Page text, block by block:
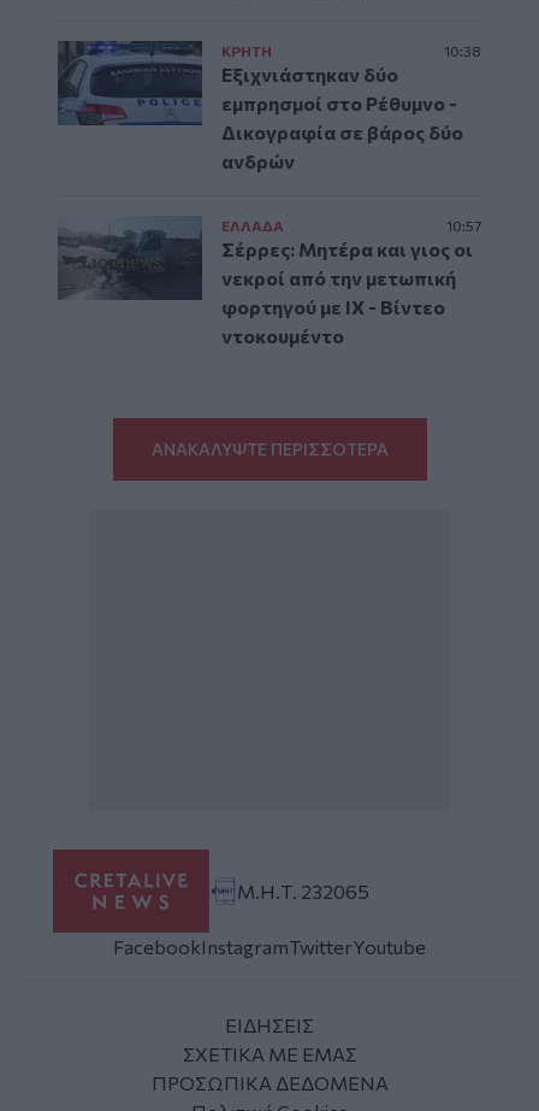
ΚΡΗΤΗ 10:38
Εξιχνιάστηκαν δύο
εμπρησμοί στο Ρέθυμνο -
Δικογραφία σε βάρος δύο
ανδρών
ΕΛΛAΔΑ 10:57
Σέρρες: Μητέρα και γιος οι
νεκροί από την μετωπική
φορτηγού με ΙΧ - Βίντεο
ντοκουμέντο
ΑΝΑΚΑΛΥΨΤΕ ΠΕΡΙΣΣΟΤΕΡΑ
Μ.Η.Τ. 232065
FacebookInstagramTwitterYoutube
ΕΙΔΗΣΕΙΣ
ΣΧΕΤΙΚΑ ΜΕ ΕΜΑΣ
ΠΡΟΣΩΠΙΚΑ ΔΕΔΟΜΕΝΑ